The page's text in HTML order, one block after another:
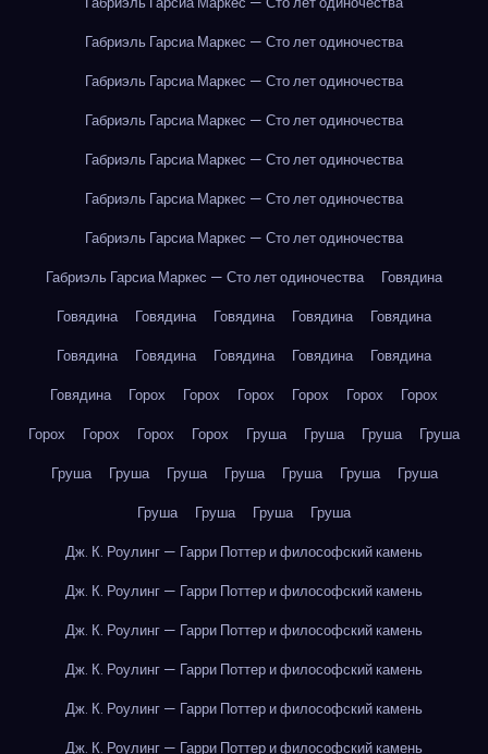
Габриэль Гарсиа Маркес — Сто лет одиночества
Габриэль Гарсиа Маркес — Сто лет одиночества
Габриэль Гарсиа Маркес — Сто лет одиночества
Габриэль Гарсиа Маркес — Сто лет одиночества
Габриэль Гарсиа Маркес — Сто лет одиночества
Габриэль Гарсиа Маркес — Сто лет одиночества
Габриэль Гарсиа Маркес — Сто лет одиночества
Говядина
Говядина
Говядина Говядина Говядина
Говядина
Говядина
Говядина Говядина Говядина
Говядина
Говядина
Горох Горох Горох Горох Горох
Горох
Горох
Горох Горох Горох Груша Груша Груша
Груша
Груша
Груша Груша Груша Груша Груша
Груша
Груша
Груша Груша
Груша
Дж. К. Роулинг — Гарри Поттер и философский камень
Дж. К. Роулинг — Гарри Поттер и философский камень
Дж. К. Роулинг — Гарри Поттер и философский камень
Дж. К. Роулинг — Гарри Поттер и философский камень
Дж. К. Роулинг — Гарри Поттер и философский камень
Дж. К. Роулинг — Гарри Поттер и философский камень